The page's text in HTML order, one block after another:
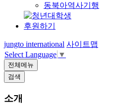
동북아역사기행
후원하기
jungto international 사이트맵
Select Language ▼
전체메뉴
검색
소개